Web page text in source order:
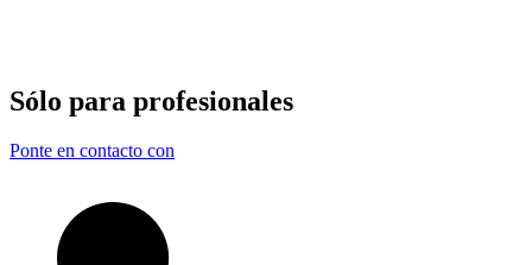
Sólo para profesionales
Ponte en contacto con